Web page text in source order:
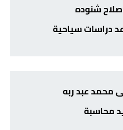
صلاح شنوده
دراسات سياحية
محمد عبد ربه
محاسبة